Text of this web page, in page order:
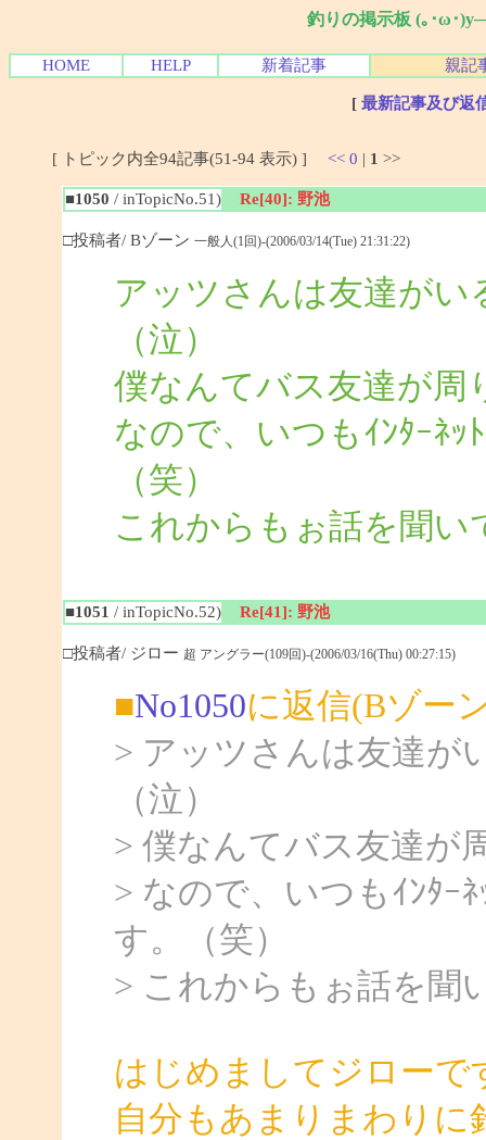
釣りの掲示板 (｡･ω･
HOME HELP 新着記事 親記
[ 最新記事及び返
[ トピック内全94記事(51-94 表示) ] << 0 | 1 >>
■1050 / inTopicNo.51) Re[40]: 野池
□投稿者/ Bゾーン 一般人(1回)-(2006/03/14(Tue) 21:31:22)
アッツさんは友達が
（泣）
僕なんてバス友達が周
なので、いつもｲﾝﾀｰﾈ
（笑）
これからもぉ話を聞い
■1051 / inTopicNo.52) Re[41]: 野池
□投稿者/ ジロー 超 アングラー(109回)-(2006/03/16(Thu) 00:27:15)
■No1050に返信(Bゾー
> アッツさんは友達が
（泣）
> 僕なんてバス友達が
> なので、いつもｲﾝﾀｰ
す。（笑）
> これからもぉ話を聞
はじめましてジローで
自分もあまりまわりに